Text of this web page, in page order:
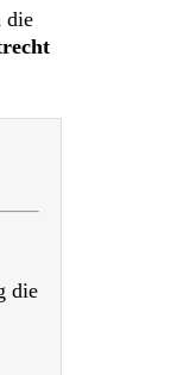
die
die